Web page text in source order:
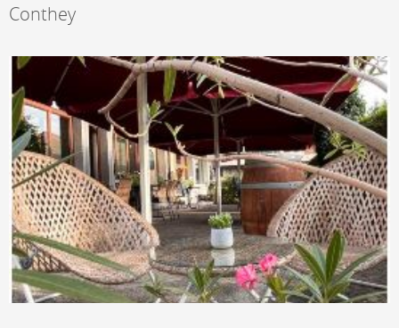
Conthey